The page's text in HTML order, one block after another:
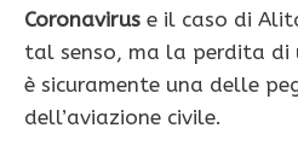
Coronavirus e il caso di
tal senso, ma la perdita di
è sicuramente una delle
dell’aviazione civile.